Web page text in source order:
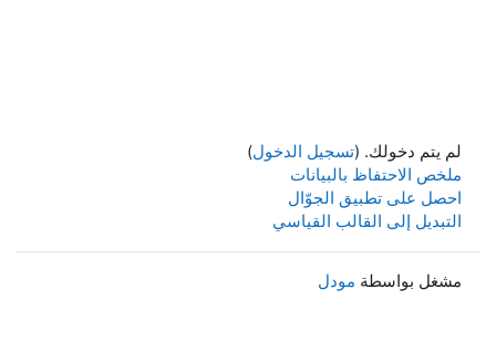
لم يتم دخولك. (تسجيل الدخول)
ملخص الاحتفاظ بالبيانات
احصل على تطبيق الجوّال
التبديل إلى القالب القياسي
مشغل بواسطة مودل